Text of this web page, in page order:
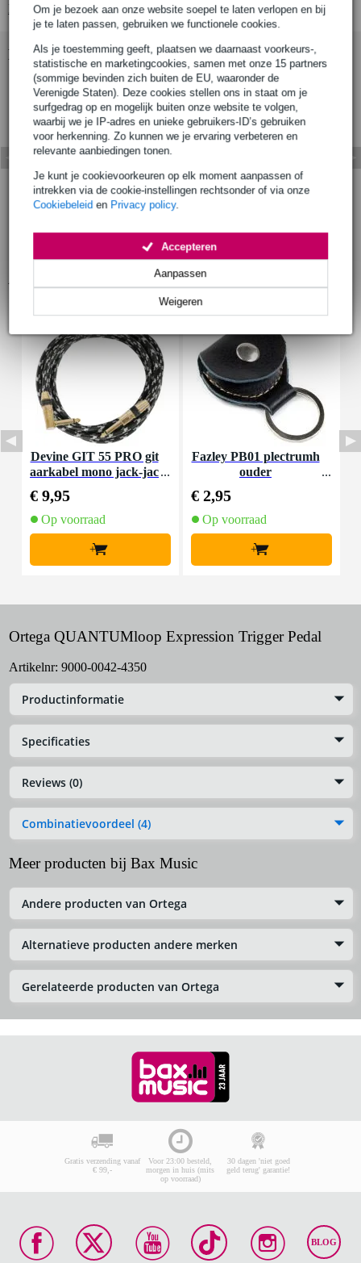
Om je bezoek aan onze website soepel te laten verlopen en bij
je te laten passen, gebruiken we functionele cookies.
Als je toestemming geeft, plaatsen we daarnaast voorkeurs-,
statistische en marketingcookies, samen met onze 15 partners
(sommige bevinden zich buiten de EU, waaronder de
Verenigde Staten). Deze cookies stellen ons in staat om je
surfgedrag op en mogelijk buiten onze website te volgen,
waarbij we je IP-adres en unieke gebruikers-ID’s gebruiken
voor herkenning. Zo kunnen we je ervaring verbeteren en
relevante aanbiedingen tonen.
Je kunt je cookievoorkeuren op elk moment aanpassen of
intrekken via de cookie-instellingen rechtsonder of via onze
Cookiebeleid en Privacy policy.
Weigeren
Aanpassen
Accepteren
Bekijk alle productspecificaties
Bekijk ook eens (3)
Devine GIT 55 PRO git
aarkabel mono jack-jac
€ 9,95
Op voorraad
+
Fazley PB01 plectrumh
ouder
€ 2,95
Op voorraad
+
Ortega QUANTUMloop Expression Trigger Pedal
Artikelnr: 9000-0042-4350
Productinformatie
Specificaties
Reviews (0)
Combinatievoordeel (4)
Meer producten bij Bax Music
Andere producten van Ortega
Alternatieve producten andere merken
Gerelateerde producten van Ortega
Gratis verzending vanaf
€ 99,-
Voor 23:00 besteld,
morgen in huis (mits
op voorraad)
30 dagen 'niet goed
geld terug' garantie!
BLOG